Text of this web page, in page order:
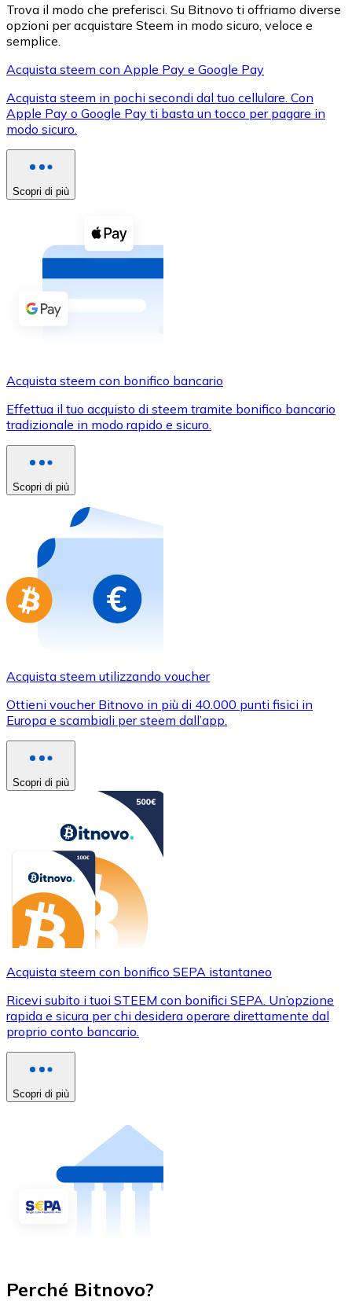
XRP
XRP
Vedi tutto
Buoni cripto
Acquista criptovalute in contanti e altri mezzi di
Acquista con contanti
Bonifico SEPA
Usa le carte Visa e Mastercard per acquistare
Acquista con carta
Acquista gift card dei tuoi marchi preferiti con
Vai al negozio di carte regalo
Trova il modo che preferisci. Su Bitnovo ti offriamo diverse
opzioni per acquistare Steem in modo sicuro, veloce e
semplice.
Acquista steem con Apple Pay e Google Pay
Acquista steem in pochi secondi dal tuo cellulare. Con
Apple Pay o Google Pay ti basta un tocco per pagare in
modo sicuro.
Scopri di più
Acquista steem con bonifico bancario
Effettua il tuo acquisto di steem tramite bonifico bancario
tradizionale in modo rapido e sicuro.
Scopri di più
Acquista steem utilizzando voucher
Ottieni voucher Bitnovo in più di 40.000 punti fisici in
Europa e scambiali per steem dall’app.
Scopri di più
Acquista steem con bonifico SEPA istantaneo
Ricevi subito i tuoi STEEM con bonifici SEPA. Un’opzione
rapida e sicura per chi desidera operare direttamente dal
proprio conto bancario.
Scopri di più
Perché Bitnovo?